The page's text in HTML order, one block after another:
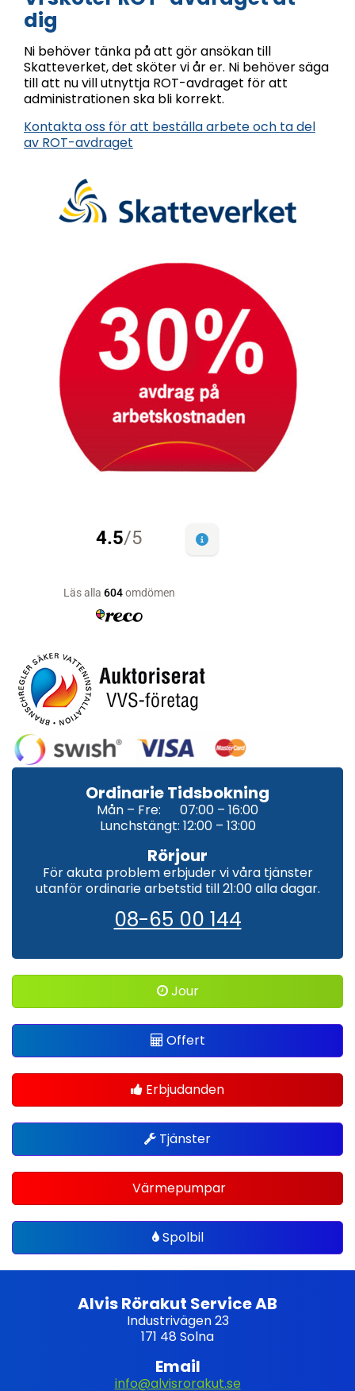
dig
Ni behöver tänka på att gör ansökan till
Skatteverket, det sköter vi år er. Ni behöver säga
till att nu vill utnyttja ROT-avdraget för att
administrationen ska bli korrekt.
Kontakta oss för att beställa arbete och ta del
av ROT-avdraget
Ordinarie Tidsbokning
Mån – Fre: 07:00 – 16:00
Lunchstängt: 12:00 – 13:00
Rörjour
För akuta problem erbjuder vi våra tjänster
utanför ordinarie arbetstid till 21:00 alla dagar.
08-65 00 144
Jour
Offert
Erbjudanden
Tjänster
Värmepumpar
Spolbil
Alvis Rörakut Service AB
Industrivägen 23
171 48 Solna
Email
info@alvisrorakut.se